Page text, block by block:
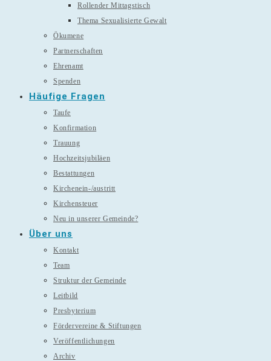
Rollender Mittagstisch
Thema Sexualisierte Gewalt
Ökumene
Partnerschaften
Ehrenamt
Spenden
Häufige Fragen
Taufe
Konfirmation
Trauung
Hochzeitsjubiläen
Bestattungen
Kirchenein-/austritt
Kirchensteuer
Neu in unserer Gemeinde?
Über uns
Kontakt
Team
Struktur der Gemeinde
Leitbild
Presbyterium
Fördervereine & Stiftungen
Veröffentlichungen
Archiv